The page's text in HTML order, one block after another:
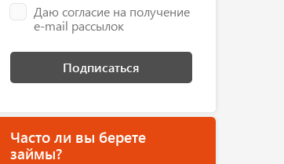
Даю согласие на получение
e-mail рассылок
Подписаться
Часто ли вы берете
займы?